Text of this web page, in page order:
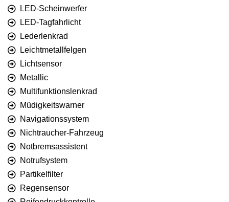
LED-Scheinwerfer
LED-Tagfahrlicht
Lederlenkrad
Leichtmetallfelgen
Lichtsensor
Metallic
Multifunktionslenkrad
Müdigkeitswarner
Navigationssystem
Nichtraucher-Fahrzeug
Notbremsassistent
Notrufsystem
Partikelfilter
Regensensor